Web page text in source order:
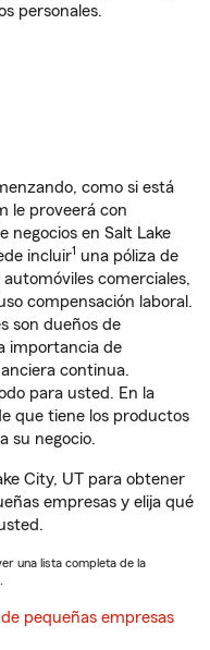
personales.
como si está
le proveerá con
negocios en Salt Lake
incluir1 una póliza de
comerciales,
compensación laboral.
son dueños de
importancia de
continua.
para usted. En la
que tiene los productos
su negocio.
City, UT para obtener
empresas y elija qué
una lista completa de la
pequeñas empresas